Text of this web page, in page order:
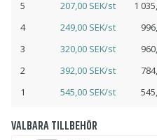
5 207,00 SEK/st 1
4 249,00 SEK/st
3 320,00 SEK/st
2 392,00 SEK/st
1 545,00 SEK/st
VALBARA TILLBEHÖR